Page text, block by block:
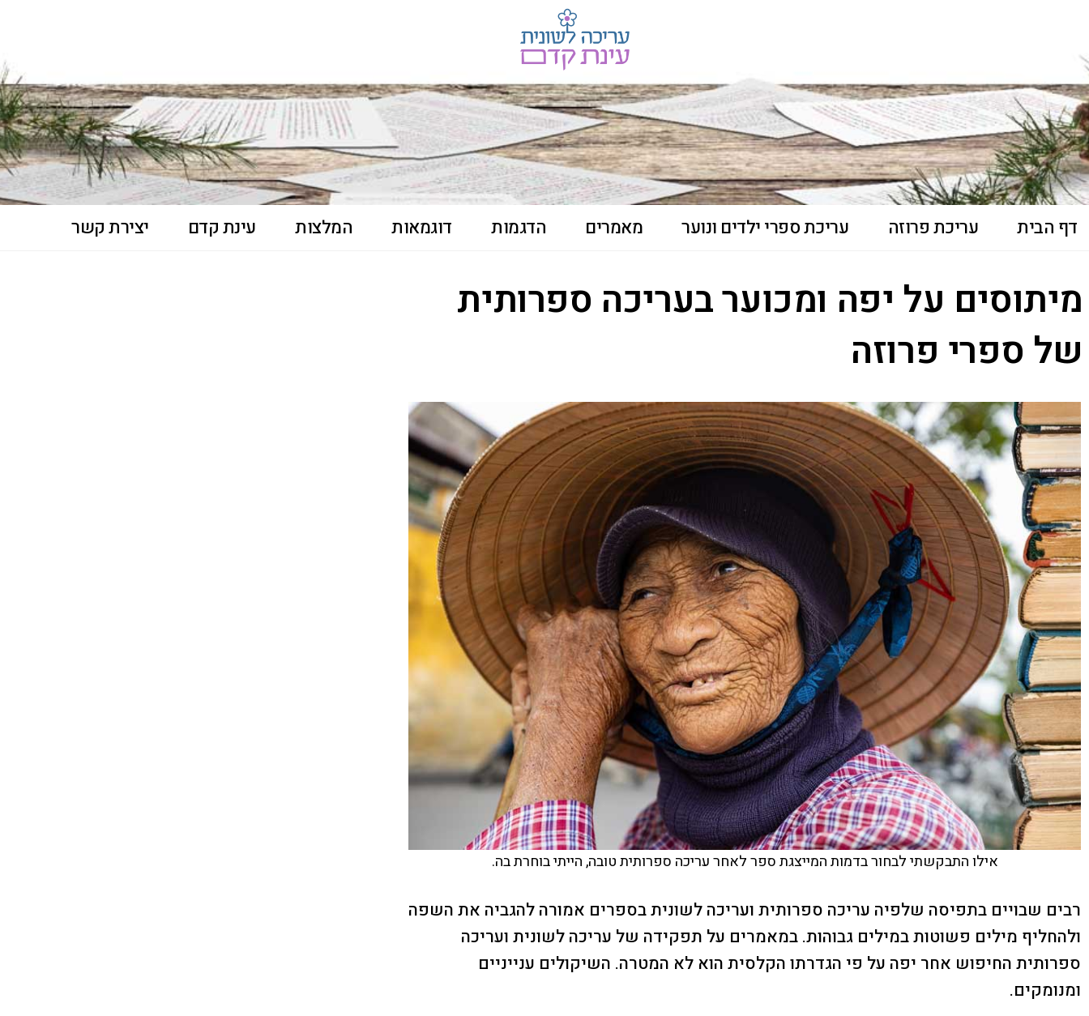
דף הבית עריכת פרוזה עריכת ספרי ילדים ונוער מאמרים הדגמות דוגמאות המלצות עינת קדם יצירת קשר
מיתוסים על יפה ומכוער בעריכה ספרותית
של ספרי פרוזה
אילו התבקשתי לבחור בדמות המייצגת ספר לאחר עריכה ספרותית טובה, הייתי בוחרת בה.
רבים שבויים בתפיסה שלפיה עריכה ספרותית ועריכה לשונית בספרים אמורה להגביה את השפה
ולהחליף מילים פשוטות במילים גבוהות. במאמרים על תפקידה של עריכה לשונית ועריכה
ספרותית החיפוש אחר יפה על פי הגדרתו הקלסית הוא לא המטרה. השיקולים ענייניים
ומנומקים.